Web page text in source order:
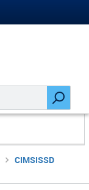
CIMSISSD